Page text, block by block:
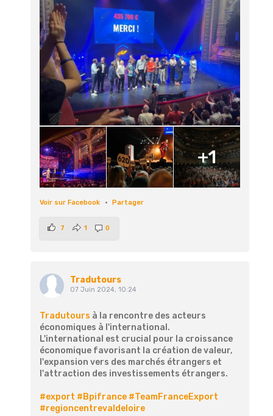
+1
Voir sur Facebook · Partager
7 1 0
Tradutours
07 Juin 2024, 10:24
Tradutours à la rencontre des acteurs
économiques à l'international.
L'international est crucial pour la croissance
économique favorisant la création de valeur,
l'expansion vers des marchés étrangers et
l'attraction des investissements étrangers.
#export #Bpifrance #TeamFranceExport
#regioncentrevaldeloire